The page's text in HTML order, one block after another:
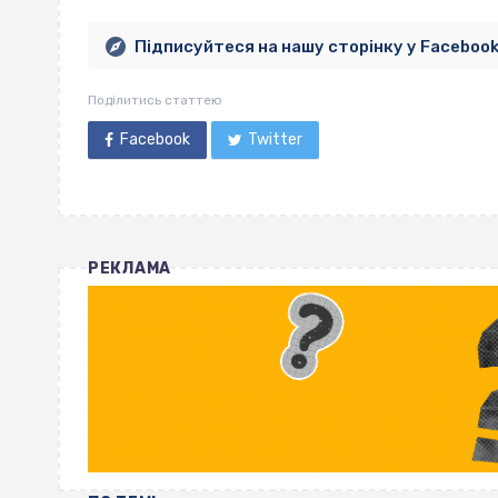
Підписуйтеся на нашу сторінку у Facebook
Поділитись статтею
Facebook Twitter
РЕКЛАМА